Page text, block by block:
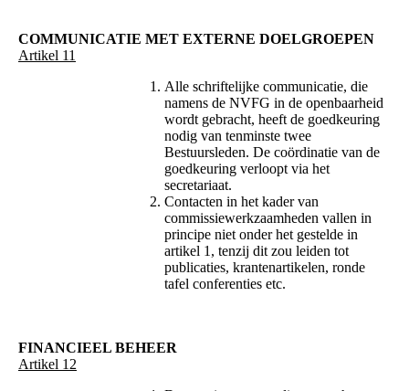
COMMUNICATIE MET EXTERNE DOELGROEPEN
Artikel 11
Alle schriftelijke communicatie, die
namens de NVFG in de openbaarheid
wordt gebracht, heeft de goedkeuring
nodig van tenminste twee
Bestuursleden. De coördinatie van de
goedkeuring verloopt via het
secretariaat.
Contacten in het kader van
commissiewerkzaamheden vallen in
principe niet onder het gestelde in
artikel 1, tenzij dit zou leiden tot
publicaties, krantenartikelen, ronde
tafel conferenties etc.
FINANCIEEL BEHEER
Artikel 12